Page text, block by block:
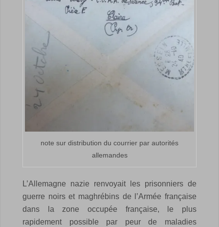
note sur distribution du courrier par autorités
allemandes
L’Allemagne nazie renvoyait les prisonniers de
guerre noirs et maghrébins de l’Armée française
dans la zone occupée française, le plus
rapidement possible par peur de maladies